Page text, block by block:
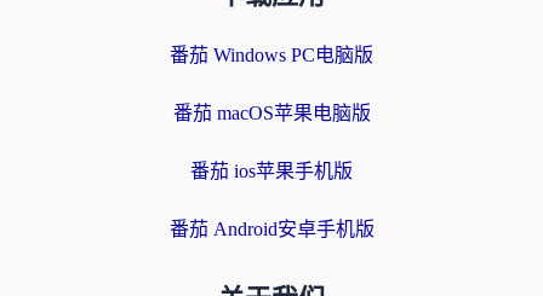
番茄 Windows PC电脑版
番茄 macOS苹果电脑版
番茄 ios苹果手机版
番茄 Android安卓手机版